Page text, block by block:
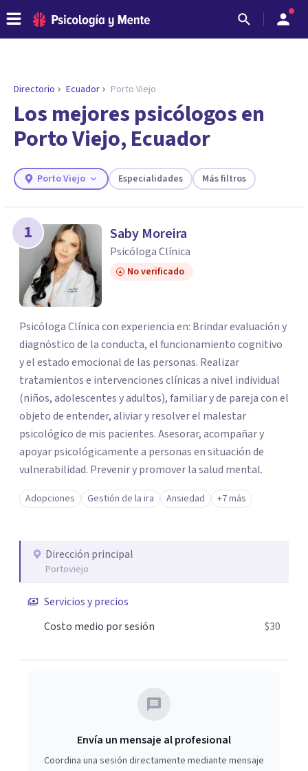
ENCONTRAR MI TERAPEUTA
¿Necesitas ayuda para encontrar el
psicólogo adecuado?
Responde a unas breves preguntas y te ofreceremos
necesidades.
Directorio Ecuador Porto Viejo
Los mejores psicólogos en
Porto Viejo, Ecuador
Porto Viejo Especialidades Más filtros
1 Saby Moreira
Psicóloga Clínica
No verificado
Psicóloga Clínica con experiencia en: Brindar evaluación y
diagnóstico de la conducta, el funcionamiento cognitivo
y el estado emocional de las personas. Realizar
tratamientos e intervenciones clínicas a nivel individual
(niños, adolescentes y adultos), familiar y de pareja con el
objeto de entender, aliviar y resolver el malestar
psicológico de mis pacientes. Asesorar, acompañar y
apoyar psicológicamente a personas en situación de
vulnerabilidad. Prevenir y promover la salud mental.
Adopciones Gestión de la ira Ansiedad +7 más
Dirección principal
Portoviejo
Servicios y precios
Costo medio por sesión
$30
Envía un mensaje al profesional
Coordina una sesión directamente mediante mensaje